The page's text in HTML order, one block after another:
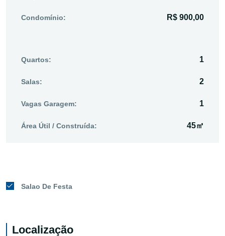
Condomínio: R$ 900,00
Quartos: 1
Salas: 2
Vagas Garagem: 1
Área Útil / Construída: 45㎡
Salao De Festa
Localização